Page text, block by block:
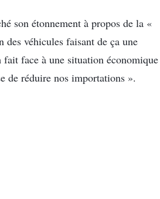
son étonnement à propos de la «
véhicules faisant de ça une
face à une situation économique
de réduire nos importations ».